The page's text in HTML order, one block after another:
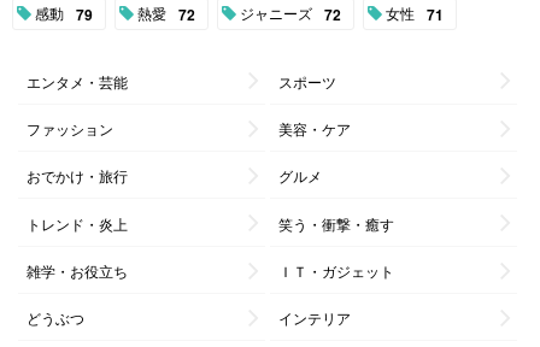
感動 79 熱愛 72 ジャニーズ 72 女性 71
エンタメ・芸能 スポーツ
ファッション 美容・ケア
おでかけ・旅行 グルメ
トレンド・炎上 笑う・衝撃・癒す
雑学・お役立ち ＩＴ・ガジェット
どうぶつ インテリア